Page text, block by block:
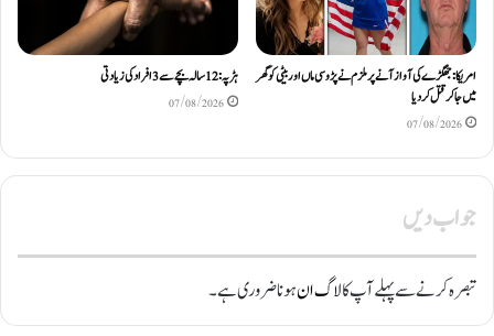
امریکا: جھگڑے کی آواز آنے پر ملزم نے پڑوسی ماں اور بیٹی کو گھر
میں جا کر قتل کر دیا
07/08/2026
ہڑپہ: 12 سالہ بچے سے 3 افراد کی زیادتی
07/08/2026
جواب دیں
تبصرہ کرنے سے پہلے آپ کالاگ انہونا ضروری ہے۔